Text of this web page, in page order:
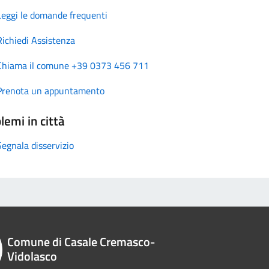
le domande frequenti
Assistenza
il comune +39 0373 456 711
un appuntamento
in città
disservizio
Comune di Casale Cremasco-
Vidolasco